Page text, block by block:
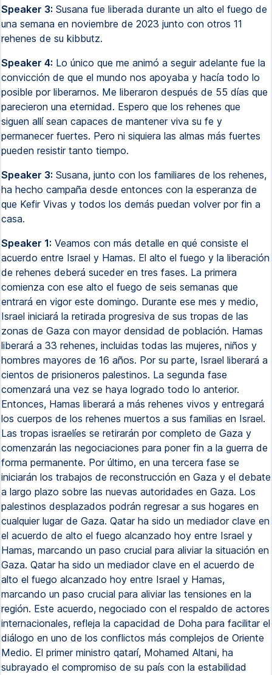
Speaker 3: Susana fue liberada durante un alto el fuego de
una semana en noviembre de 2023 junto con otros 11
rehenes de su kibbutz.
Speaker 4: Lo único que me animó a seguir adelante fue la
convicción de que el mundo nos apoyaba y hacía todo lo
posible por liberarnos. Me liberaron después de 55 días que
parecieron una eternidad. Espero que los rehenes que
siguen allí sean capaces de mantener viva su fe y
permanecer fuertes. Pero ni siquiera las almas más fuertes
pueden resistir tanto tiempo.
Speaker 3: Susana, junto con los familiares de los rehenes,
ha hecho campaña desde entonces con la esperanza de
que Kefir Vivas y todos los demás puedan volver por fin a
casa.
Speaker 1: Veamos con más detalle en qué consiste el
acuerdo entre Israel y Hamas. El alto el fuego y la liberación
de rehenes deberá suceder en tres fases. La primera
comienza con ese alto el fuego de seis semanas que
entrará en vigor este domingo. Durante ese mes y medio,
Israel iniciará la retirada progresiva de sus tropas de las
zonas de Gaza con mayor densidad de población. Hamas
liberará a 33 rehenes, incluidas todas las mujeres, niños y
hombres mayores de 16 años. Por su parte, Israel liberará a
cientos de prisioneros palestinos. La segunda fase
comenzará una vez se haya logrado todo lo anterior.
Entonces, Hamas liberará a más rehenes vivos y entregará
los cuerpos de los rehenes muertos a sus familias en Israel.
Las tropas israelíes se retirarán por completo de Gaza y
comenzarán las negociaciones para poner fin a la guerra de
forma permanente. Por último, en una tercera fase se
iniciarán los trabajos de reconstrucción en Gaza y el debate
a largo plazo sobre las nuevas autoridades en Gaza. Los
palestinos desplazados podrán regresar a sus hogares en
cualquier lugar de Gaza. Qatar ha sido un mediador clave en
el acuerdo de alto el fuego alcanzado hoy entre Israel y
Hamas, marcando un paso crucial para aliviar la situación en
Gaza. Qatar ha sido un mediador clave en el acuerdo de
alto el fuego alcanzado hoy entre Israel y Hamas,
marcando un paso crucial para aliviar las tensiones en la
región. Este acuerdo, negociado con el respaldo de actores
internacionales, refleja la capacidad de Doha para facilitar el
diálogo en uno de los conflictos más complejos de Oriente
Medio. El primer ministro qatarí, Mohamed Altani, ha
subrayado el compromiso de su país con la estabilidad